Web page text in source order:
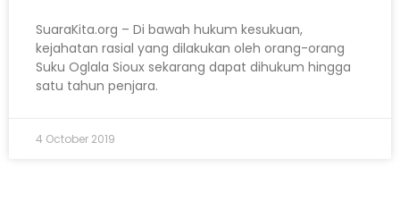
SuaraKita.org – Di bawah hukum kesukuan,
kejahatan rasial yang dilakukan oleh orang-orang
Suku Oglala Sioux sekarang dapat dihukum hingga
satu tahun penjara.
4 October 2019